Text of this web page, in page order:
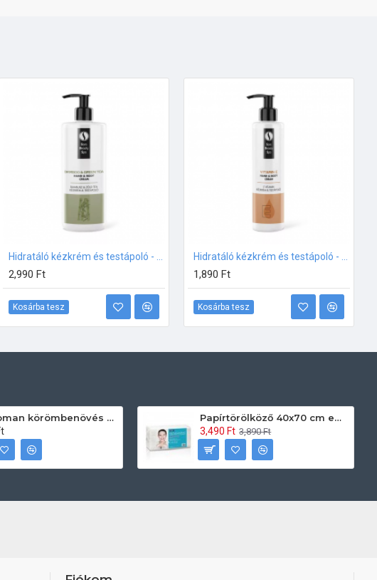
2,990 Ft
Kosárba tesz
1,890 Ft
Kosárba tesz
Prontoman körömbenövés kezelő gél tamponáláshoz 20 ml
Papírtörölköző 40x70 cm egyszerhasználatos 60db/csomag
3,490 Ft 3,890 Ft